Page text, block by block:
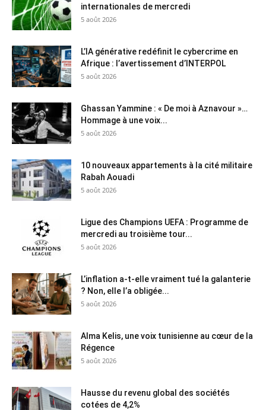
internationales de mercredi
5 août 2026
L’IA générative redéfinit le cybercrime en
Afrique : l’avertissement d’INTERPOL
5 août 2026
Ghassan Yammine : « De moi à Aznavour »…
Hommage à une voix...
5 août 2026
10 nouveaux appartements à la cité militaire
Rabah Aouadi
5 août 2026
Ligue des Champions UEFA : Programme de
mercredi au troisième tour...
5 août 2026
L’inflation a-t-elle vraiment tué la galanterie
? Non, elle l’a obligée...
5 août 2026
Alma Kelis, une voix tunisienne au cœur de la
Régence
5 août 2026
Hausse du revenu global des sociétés
cotées de 4,2%